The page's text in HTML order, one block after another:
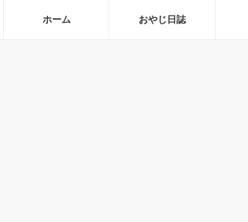
ホーム おやじ日誌